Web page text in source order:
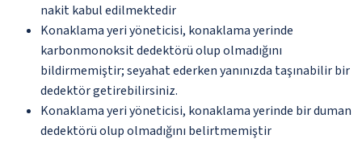
nakit kabul edilmektedir
Konaklama yeri yöneticisi, konaklama yerinde
karbonmonoksit dedektörü olup olmadığını
bildirmemiştir; seyahat ederken yanınızda taşınabilir bir
dedektör getirebilirsiniz.
Konaklama yeri yöneticisi, konaklama yerinde bir duman
dedektörü olup olmadığını belirtmemiştir